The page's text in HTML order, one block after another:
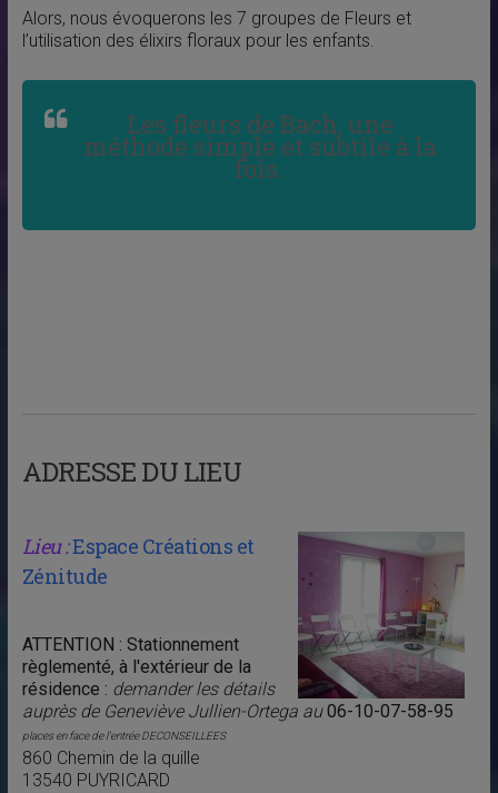
Alors, nous évoquerons les 7 groupes de Fleurs et
l’utilisation des élixirs floraux pour les enfants.
Les fleurs de Bach, une
méthode simple et subtile à la
fois.
ADRESSE DU LIEU
Lieu :Espace Créations et
Zénitude
ATTENTION : Stationnement
règlementé, à l'extérieur de la
résidence : demander les détails
auprès de Geneviève Jullien-Ortega au06-10-07-58-95
places en face de l'entrée DECONSEILLEES
860 Chemin de la quille
13540 PUYRICARD